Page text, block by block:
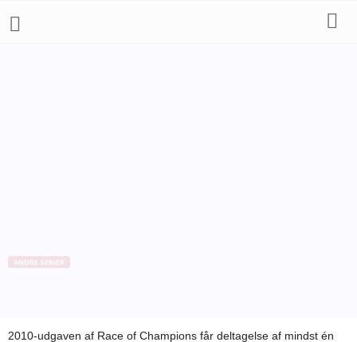
ANDRE SERIER
2010-udgaven af Race of Champions får deltagelse af mindst én